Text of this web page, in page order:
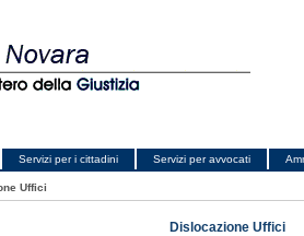
Servizi per i cittadini Servizi per avvocati
Uffici
Dislocazione Uffici